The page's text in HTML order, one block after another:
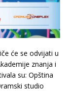
će se odvijati u
znanja i
su: Opština
studio